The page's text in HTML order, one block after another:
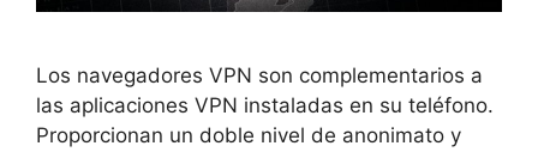
Los navegadores VPN son complementarios a
las aplicaciones VPN instaladas en su teléfono.
Proporcionan un doble nivel de anonimato y